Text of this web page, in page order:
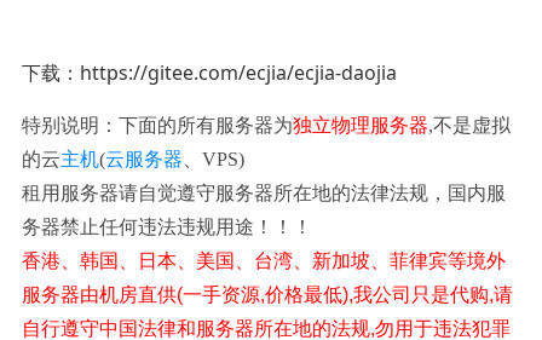
下载：https://gitee.com/ecjia/ecjia-daojia
特别说明：下面的所有服务器为独立物理服务器,不是虚拟
的云主机(云服务器 、VPS)
租用服务器请自觉遵守服务器所在地的法律法规，国内服
务器禁止任何违法违规用途！！！
香港、韩国、日本、美国、台湾、新加坡、菲律宾等境外
服务器由机房直供(一手资源,价格最低),我公司只是代购,请
自行遵守中国法律和服务器所在地的法规,勿用于违法犯罪